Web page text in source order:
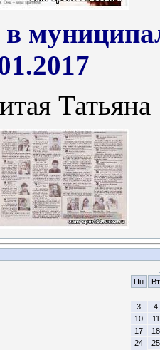
Татьяна
Пн
Вт
3
4
10
11
17
18
24
25